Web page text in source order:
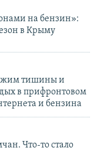
на бензин»:
в Крыму
тишины и
в прифронтовом
и бензина
Что-то стало